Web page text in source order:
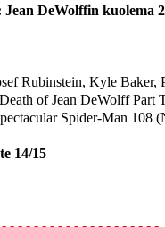
DeWolffin kuolema
Rubinstein, Kyle Baker,
of Jean DeWolff Part
Spider-Man 108
14/15